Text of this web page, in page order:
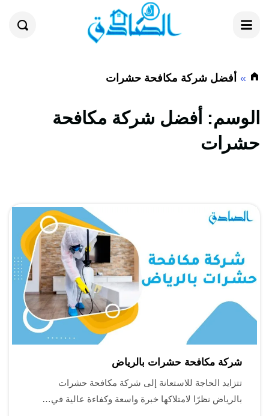
أفضل شركة مكافحة حشرات
الوسم: أفضل شركة مكافحة
حشرات
شركة مكافحة حشرات بالرياض
تتزايد الحاجة للاستعانة إلى شركة مكافحة حشرات
بالرياض نظرًا لامتلاكها خبرة واسعة وكفاءة عالية في…